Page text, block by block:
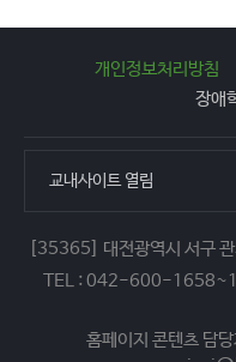
개인정보처리방침
장애
교내사이트열림
[35365] 대전광역시 서구
TEL : 042-600-
홈페이지 콘텐츠 담